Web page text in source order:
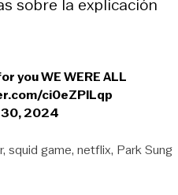
sobre la explicación
you WE WERE ALL
ci0eZPlLqp
2024
squid game netflix Park Sung